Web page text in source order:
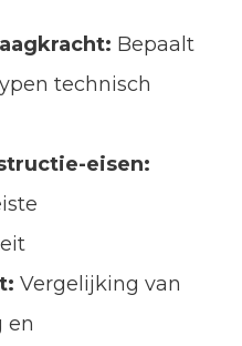
Bepaalt
technisch
eisen:
Vergelijking van
en